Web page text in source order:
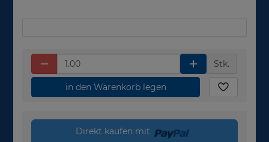
Stk.
in den Warenkorb legen
Direkt kaufen mit